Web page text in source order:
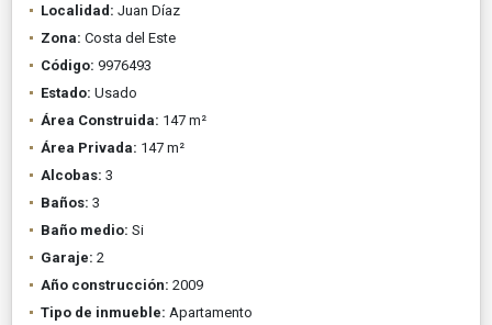
Localidad: Juan Díaz
Zona: Costa del Este
Código: 9976493
Estado: Usado
Área Construida: 147 m²
Área Privada: 147 m²
Alcobas: 3
Baños: 3
Baño medio: Si
Garaje: 2
Año construcción: 2009
Tipo de inmueble: Apartamento